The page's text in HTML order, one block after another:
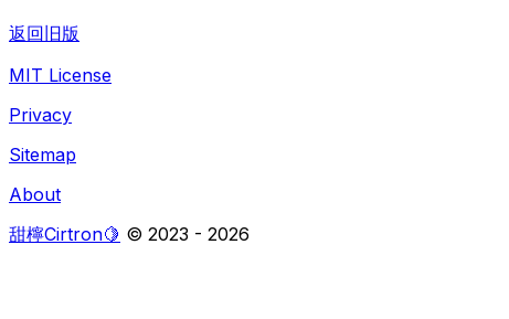
返回旧版
MIT License
Privacy
Sitemap
About
甜檸Cirtron🍋 © 2023 - 2026